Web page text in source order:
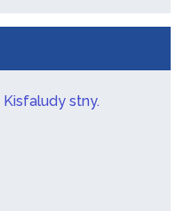
stny.